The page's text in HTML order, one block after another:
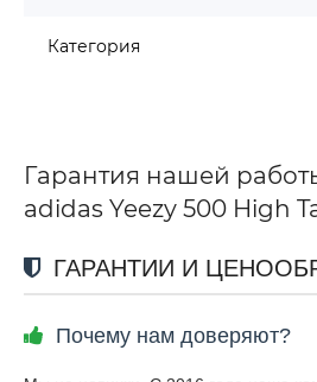
Категория
Гарантия нашей
adidas Yeezy 500 High
ГАРАНТИИ И
Почему нам доверяют?